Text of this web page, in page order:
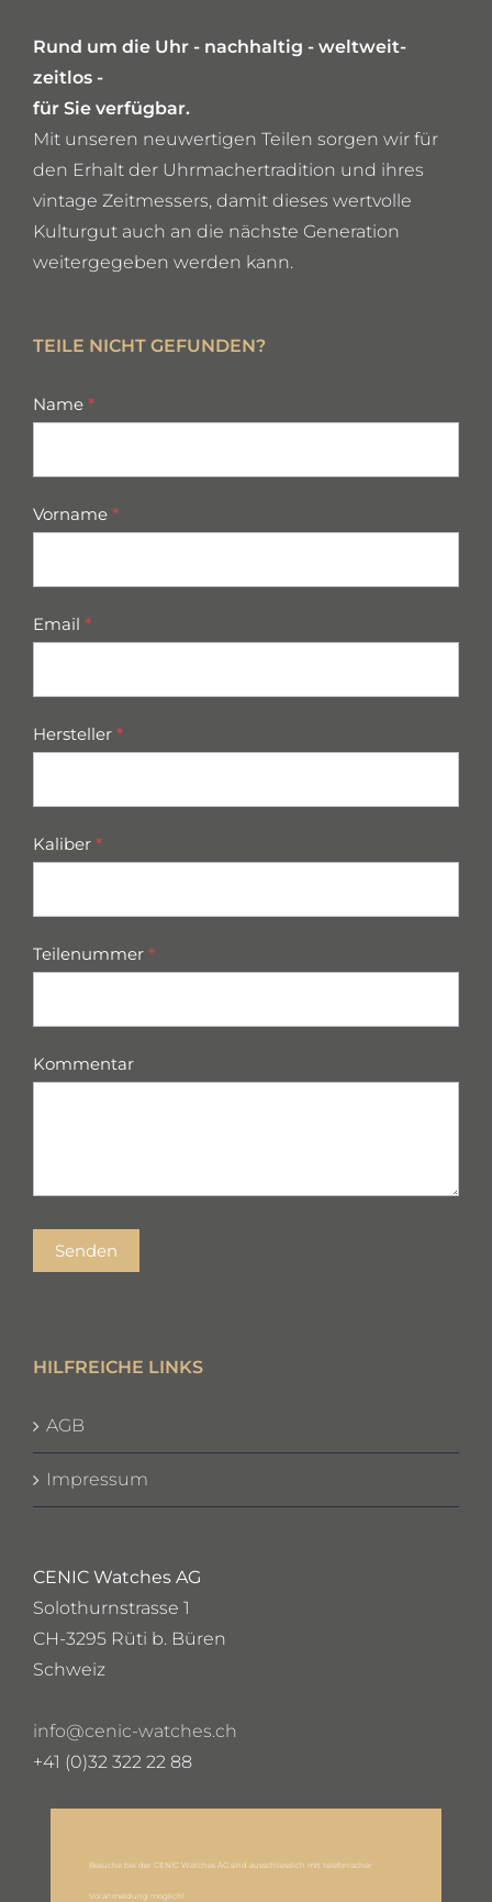
Rund um die Uhr - nachhaltig - weltweit-
zeitlos -
für Sie verfügbar.
Mit unseren neuwertigen Teilen sorgen wir für
den Erhalt der Uhrmachertradition und ihres
vintage Zeitmessers, damit dieses wertvolle
Kulturgut auch an die nächste Generation
weitergegeben werden kann.
TEILE NICHT GEFUNDEN?
missing
Name *
Vorname *
Email *
Hersteller *
Kaliber *
Teilenummer *
Kommentar
Senden
HILFREICHE LINKS
AGB
Impressum
CENIC Watches AG
Solothurnstrasse 1
CH-3295 Rüti b. Büren
Schweiz
info@cenic-watches.ch
+41 (0)32 322 22 88
Besuche bei der CENIC Watches AG sind ausschliesslich mit telefonischer
Voranmeldung möglich!